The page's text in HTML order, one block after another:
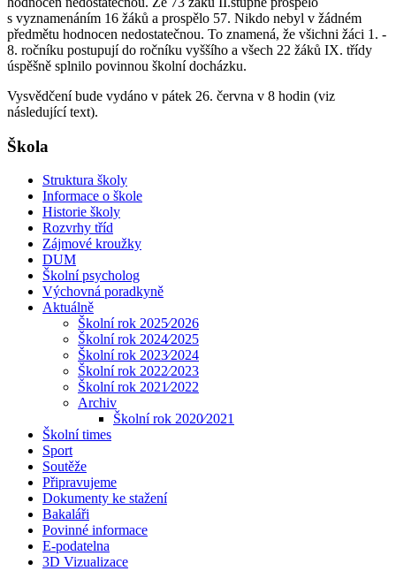
s vyznamenáním 16 žáků a prospělo 57. Nikdo nebyl v žádném
předmětu hodnocen nedostatečnou. To znamená, že všichni žáci 1. -
8. ročníku postupují do ročníku vyššího a všech 22 žáků IX. třídy
úspěšně splnilo povinnou školní docházku.
Vysvědčení bude vydáno v pátek 26. června v 8 hodin (viz
následující text).
Škola
Struktura školy
Informace o škole
Historie školy
Rozvrhy tříd
Zájmové kroužky
DUM
Školní psycholog
Výchovná poradkyně
Aktuálně
Školní rok 2025⁄2026
Školní rok 2024⁄2025
Školní rok 2023⁄2024
Školní rok 2022⁄2023
Školní rok 2021⁄2022
Archiv
Školní rok 2020⁄2021
Školní times
Sport
Soutěže
Připravujeme
Dokumenty ke stažení
Bakaláři
Povinné informace
E-podatelna
3D Vizualizace